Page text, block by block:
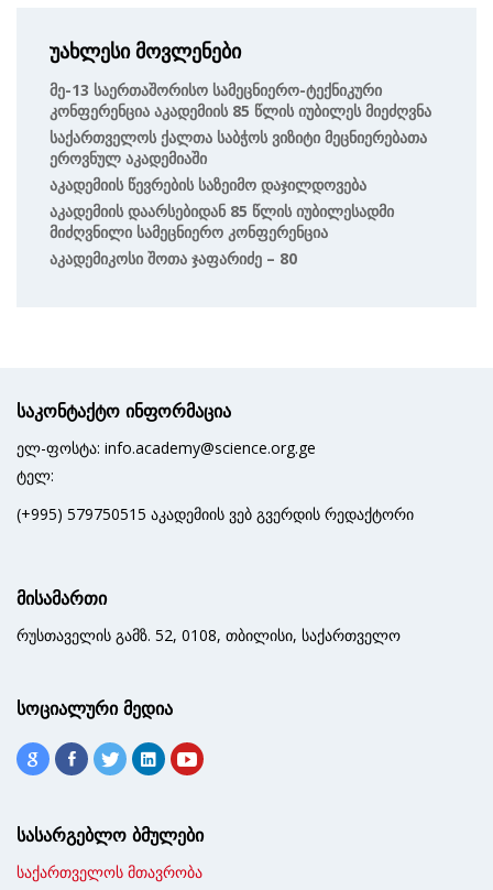
უახლესი მოვლენები
Მე-13 Საერთაშორისო Სამეცნიერო-Ტექნიკური
Კონფერენცია Აკადემიის 85 Წლის Იუბილეს Მიეძღვნა
Საქართველოს Ქალთა Საბჭოს Ვიზიტი Მეცნიერებათა
Ეროვნულ Აკადემიაში
Აკადემიის Წევრების Საზეიმო Დაჯილდოვება
Აკადემიის Დაარსებიდან 85 Წლის Იუბილესადმი
Მიძღვნილი Სამეცნიერო Კონფერენცია
Აკადემიკოსი Შოთა Ჯაფარიძე – 80
საკონტაქტო ინფორმაცია
ელ-ფოსტა: info.academy@science.org.ge
ტელ:
(+995) 579750515 აკადემიის ვებ გვერდის რედაქტორი
მისამართი
რუსთაველის გამზ. 52, 0108, თბილისი, საქართველო
სოციალური მედია
სასარგებლო ბმულები
საქართველოს მთავრობა